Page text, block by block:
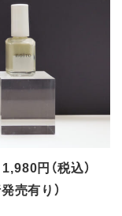
円（税込）
売有り）